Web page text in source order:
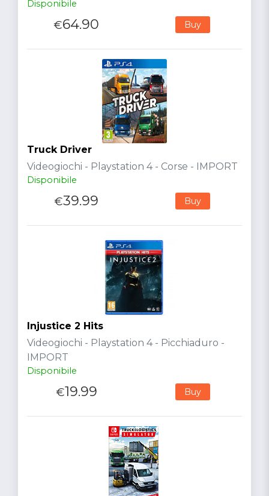
Disponibile
€64.90 Buy
Truck Driver
Videogiochi - Playstation 4 - Corse - IMPORT
Disponibile
€39.99 Buy
Injustice 2 Hits
Videogiochi - Playstation 4 - Picchiaduro -
IMPORT
Disponibile
€19.99 Buy